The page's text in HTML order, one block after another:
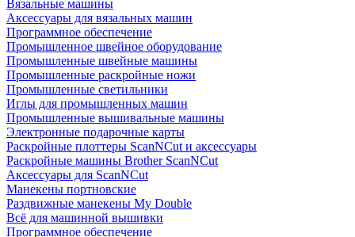
Вязальные машины
Аксессуары для вязальных машин
Программное обеспечение
Промышленное швейное оборудование
Промышленные швейные машины
Промышленные раскройные ножи
Промышленные светильники
Иглы для промышленных машин
Промышленные вышивальные машины
Электронные подарочные карты
Раскройные плоттеры ScanNCut и аксессуары
Раскройные машины Brother ScanNCut
Аксессуары для ScanNCut
Манекены портновские
Раздвижные манекены My Double
Всё для машинной вышивки
Программное обеспечение